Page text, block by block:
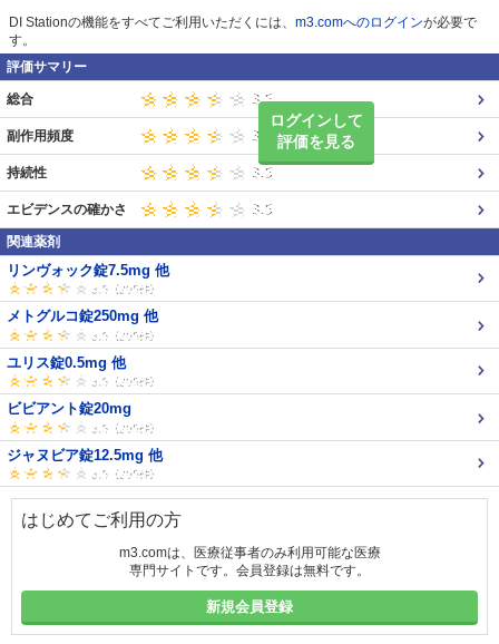
DI Stationの機能をすべてご利用いただくには、 m3.comへのログインが必要で
す。
評価サマリー
ログインして
評価を見る
総合
副作用頻度
持続性
エビデンスの確かさ
関連薬剤
リンヴォック錠7.5mg 他
メトグルコ錠250mg 他
ユリス錠0.5mg 他
ビビアント錠20mg
ジャヌビア錠12.5mg 他
はじめてご利用の方
m3.comは、医療従事者のみ利用可能な医療
専門サイトです。会員登録は無料です。
新規会員登録